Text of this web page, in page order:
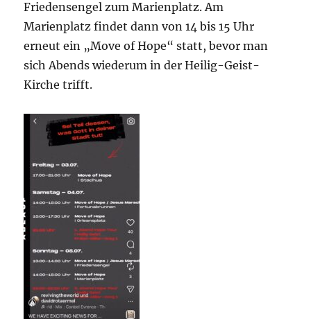
Friedensengel zum Marienplatz. Am
Marienplatz findet dann von 14 bis 15 Uhr
erneut ein „Move of Hope“ statt, bevor man
sich Abends wiederum in der Heilig-Geist-
Kirche trifft.